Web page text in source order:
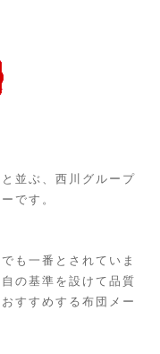
並ぶ、西川グループ
です。
も一番とされていま
の基準を設けて品質
すすめする布団メー